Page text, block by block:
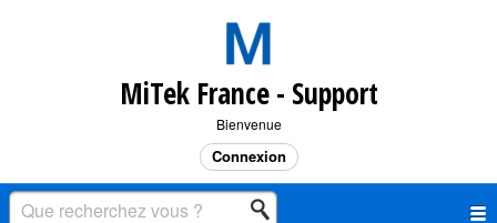
MiTek France - Support
Bienvenue
Connexion